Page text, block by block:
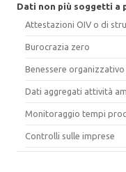
Dati non più soggetti a
Attestazioni OIV o di
Burocrazia zero
Benessere organizzativo
Dati aggregati attività
Monitoraggio tempi
Controlli sulle imprese